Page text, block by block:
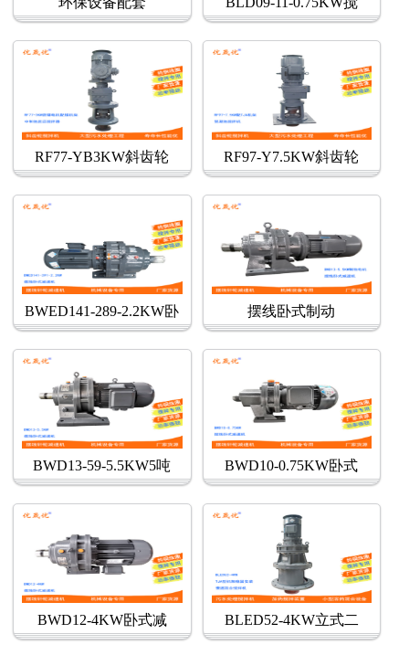
RF77-YB3KW斜齿轮 RF97-Y7.5KW斜齿轮
BWED141-289-2.2KW卧 摆线卧式制动
BWD13-59-5.5KW5吨 BWD10-0.75KW卧式
BWD12-4KW卧式减 BLED52-4KW立式二